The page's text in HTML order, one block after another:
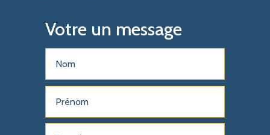
Votre un message